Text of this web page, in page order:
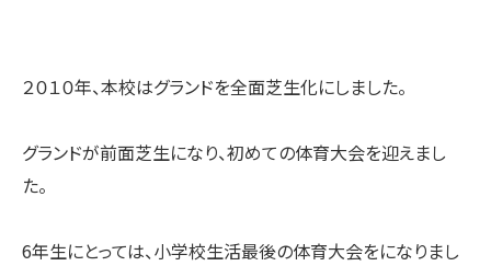
２０１０年、本校はグランドを全面芝生化にしました。
グランドが前面芝生になり、初めての体育大会を迎えまし
た。
6年生にとっては、小学校生活最後の体育大会をになりまし